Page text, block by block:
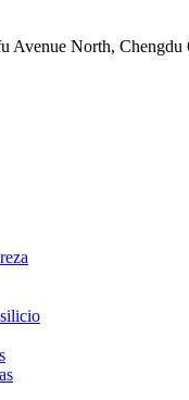
Avenue North, Chengdu